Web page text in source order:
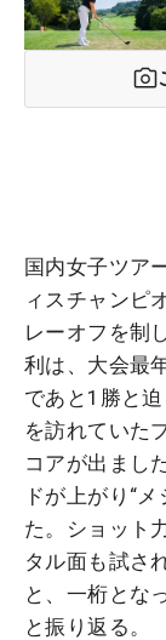
国内女子ツア
ィスチャンピ
レーオフを制
利は、大会最
であと1勝と
を訪れていた
コアが出まし
ドが上がり“
た。ショット
タル面も試さ
と、一桁とな
と振り返る。